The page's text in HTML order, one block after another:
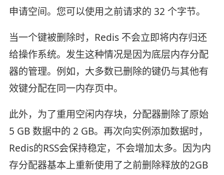
申请空间。您可以使用之前请求的 32 个字节。
当一个键被删除时，Redis 不会立即将内存归还
给操作系统。发生这种情况是因为底层内存分配
器的管理。例如，大多数已删除的键仍与其他有
效键分配在同一内存页中。
此外，为了重用空闲内存块，分配器删除了原始
5 GB 数据中的 2 GB。再次向实例添加数据时，
Redis的RSS会保持稳定，不会增加太多。因为内
存分配器基本上重新使用了之前删除释放的2GB